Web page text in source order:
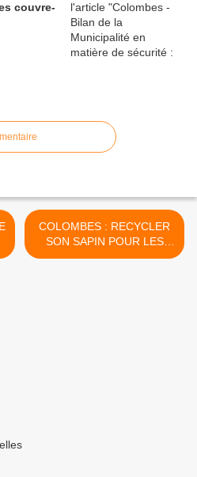
COLOMBES : RECYCLER
SON SAPIN POUR LES
ESPACES VERTS DE